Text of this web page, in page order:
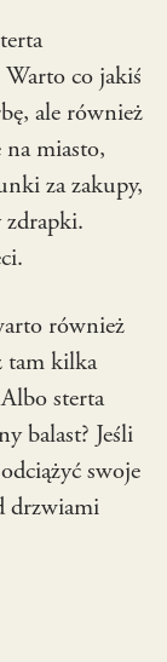
co jakiś
ale również
miasto,
za zakupy,
również
tam kilka
sterta
balast? Jeśli
swoje
drzwiami